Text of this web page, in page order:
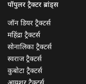
पॉपुलर ट्रैक्टर ब्रांड्स
जॉन डियर ट्रैक्टर्स
महिंद्रा ट्रैक्टर्स
सोनालिका ट्रैक्टर्स
स्वराज ट्रैक्टर्स
कुबोटा ट्रैक्टर्स